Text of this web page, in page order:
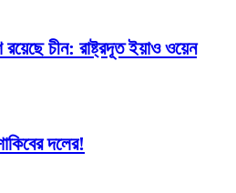
রয়েছে চীন: রাষ্ট্রদূত ইয়াও ওয়েন
দলের!